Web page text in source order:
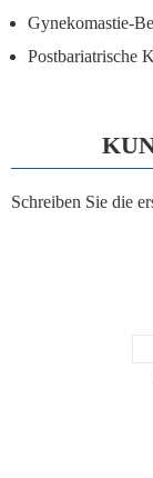
Gynekomastie-
Postbariatrische
Schreiben Sie die